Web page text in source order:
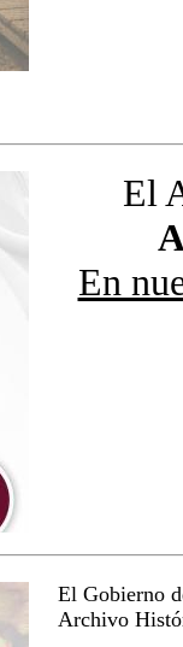
El
En
El Gobierno
Archivo